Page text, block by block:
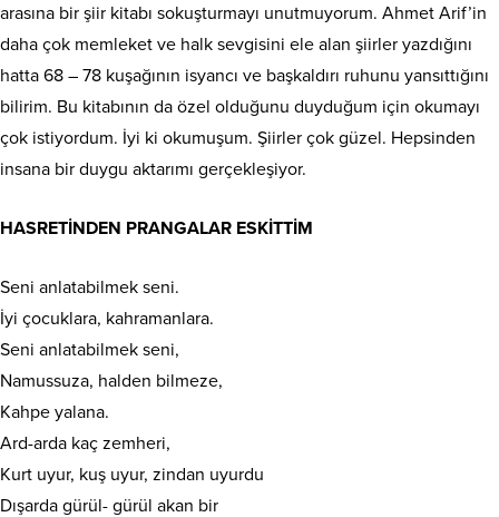
arasına bir şiir kitabı sokuşturmayı unutmuyorum. Ahmet Arif’in
daha çok memleket ve halk sevgisini ele alan şiirler yazdığını
hatta 68 – 78 kuşağının isyancı ve başkaldırı ruhunu yansıttığını
bilirim. Bu kitabının da özel olduğunu duyduğum için okumayı
çok istiyordum. İyi ki okumuşum. Şiirler çok güzel. Hepsinden
insana bir duygu aktarımı gerçekleşiyor.
HASRETİNDEN PRANGALAR ESKİTTİM
Seni anlatabilmek seni.
İyi çocuklara, kahramanlara.
Seni anlatabilmek seni,
Namussuza, halden bilmeze,
Kahpe yalana.
Ard-arda kaç zemheri,
Kurt uyur, kuş uyur, zindan uyurdu
Dışarda gürül- gürül akan bir